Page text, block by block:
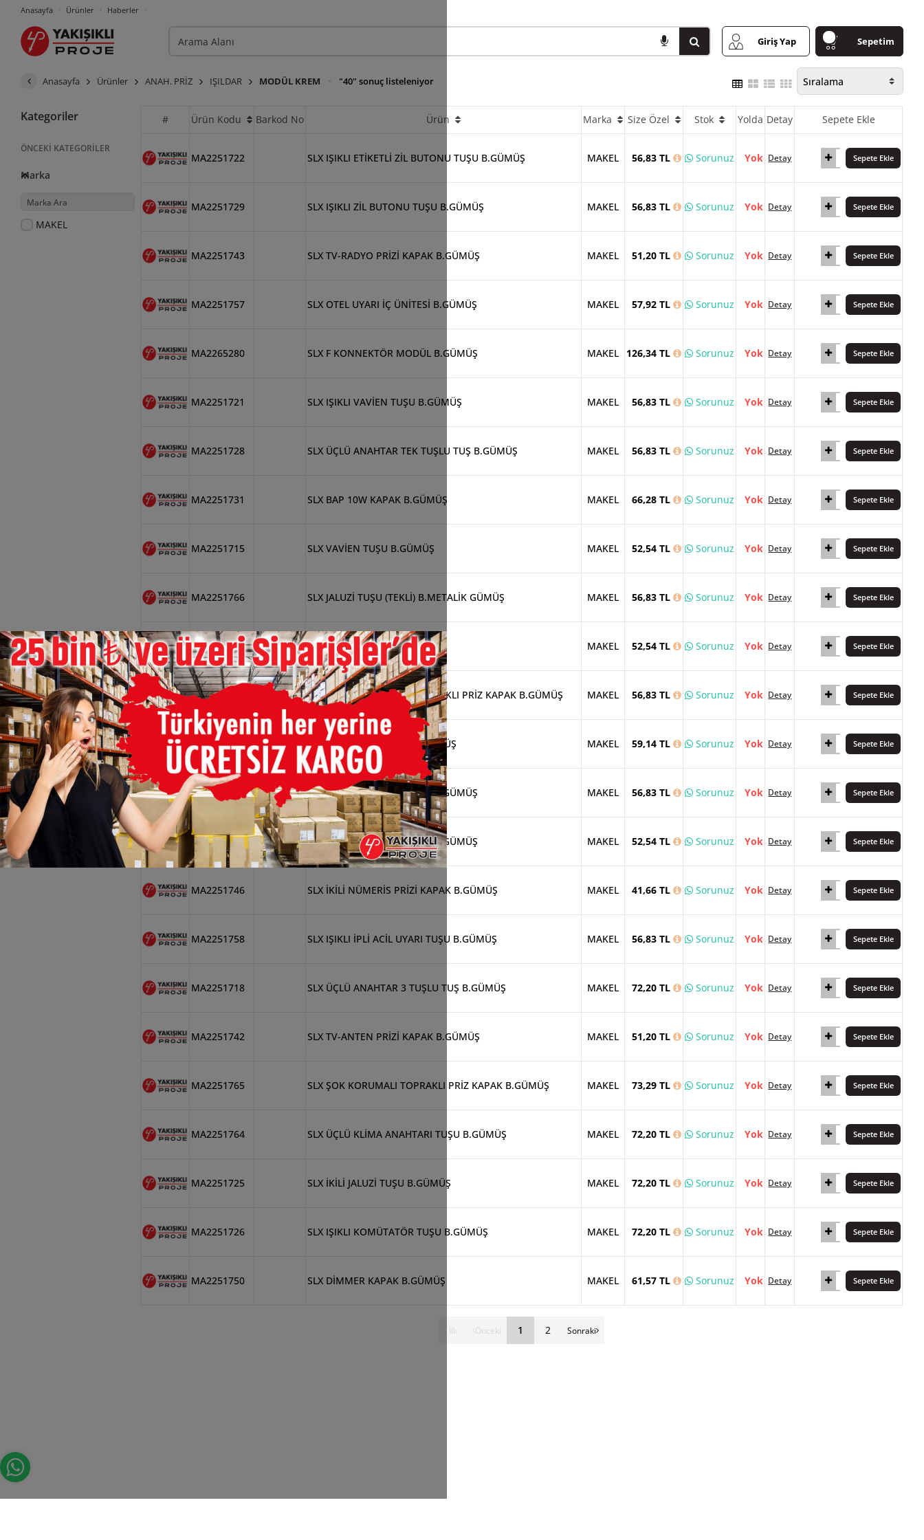
Anasayfa Ürünler Haberler
Giriş Yap Sepetim
Anasayfa Ürünler ANAH. PRİZ IŞILDAR MODÜL KREM "40" sonuç listeleniyor
Kategoriler
ÖNCEKI KATEGORILER
Marka
MAKEL
# Ürün Kodu Barkod No Ürün Marka Size Özel Stok Yolda Detay Sepete Ekle
MA2251722 SLX IŞIKLI ETİKETLİ ZİL BUTONU TUŞU B.GÜMÜŞ MAKEL 56,83 TL Sorunuz Yok Detay Sepete Ekle
MA2251729 SLX IŞIKLI ZİL BUTONU TUŞU B.GÜMÜŞ MAKEL 56,83 TL Sorunuz Yok Detay Sepete Ekle
MA2251743 SLX TV-RADYO PRİZİ KAPAK B.GÜMÜŞ MAKEL 51,20 TL Sorunuz Yok Detay Sepete Ekle
MA2251757 SLX OTEL UYARI İÇ ÜNİTESİ B.GÜMÜŞ MAKEL 57,92 TL Sorunuz Yok Detay Sepete Ekle
MA2265280 SLX F KONNEKTÖR MODÜL B.GÜMÜŞ MAKEL 126,34 TL Sorunuz Yok Detay Sepete Ekle
MA2251721 SLX IŞIKLI VAVİEN TUŞU B.GÜMÜŞ MAKEL 56,83 TL Sorunuz Yok Detay Sepete Ekle
MA2251728 SLX ÜÇLÜ ANAHTAR TEK TUŞLU TUŞ B.GÜMÜŞ MAKEL 56,83 TL Sorunuz Yok Detay Sepete Ekle
MA2251731 SLX BAP 10W KAPAK B.GÜMÜŞ MAKEL 66,28 TL Sorunuz Yok Detay Sepete Ekle
MA2251715 SLX VAVİEN TUŞU B.GÜMÜŞ MAKEL 52,54 TL Sorunuz Yok Detay Sepete Ekle
MA2251766 SLX JALUZİ TUŞU (TEKLİ) B.METALİK GÜMÜŞ MAKEL 56,83 TL Sorunuz Yok Detay Sepete Ekle
MA2251713 SLX LIGHT TUŞU B.GÜMÜŞ MAKEL 52,54 TL Sorunuz Yok Detay Sepete Ekle
MA2251733 SLX ÇOCUK KORUMALI TOPRAKLI PRİZ KAPAK B.GÜMÜŞ MAKEL 56,83 TL Sorunuz Yok Detay Sepete Ekle
MA2251723 SLX İKİLİ VAVİEN TUŞU B.GÜMÜŞ MAKEL 59,14 TL Sorunuz Yok Detay Sepete Ekle
MA2251727 SLX UYARI ANAHTARI TUŞU B.GÜMÜŞ MAKEL 56,83 TL Sorunuz Yok Detay Sepete Ekle
MA2251714 SLX KAPI OTOMATİĞİ TUŞU B.GÜMÜŞ MAKEL 52,54 TL Sorunuz Yok Detay Sepete Ekle
MA2251746 SLX İKİLİ NÜMERİS PRİZİ KAPAK B.GÜMÜŞ MAKEL 41,66 TL Sorunuz Yok Detay Sepete Ekle
MA2251758 SLX IŞIKLI İPLİ ACİL UYARI TUŞU B.GÜMÜŞ MAKEL 56,83 TL Sorunuz Yok Detay Sepete Ekle
MA2251718 SLX ÜÇLÜ ANAHTAR 3 TUŞLU TUŞ B.GÜMÜŞ MAKEL 72,20 TL Sorunuz Yok Detay Sepete Ekle
MA2251742 SLX TV-ANTEN PRİZİ KAPAK B.GÜMÜŞ MAKEL 51,20 TL Sorunuz Yok Detay Sepete Ekle
MA2251765 SLX ŞOK KORUMALI TOPRAKLI PRİZ KAPAK B.GÜMÜŞ MAKEL 73,29 TL Sorunuz Yok Detay Sepete Ekle
MA2251764 SLX ÜÇLÜ KLİMA ANAHTARI TUŞU B.GÜMÜŞ MAKEL 72,20 TL Sorunuz Yok Detay Sepete Ekle
MA2251725 SLX İKİLİ JALUZİ TUŞU B.GÜMÜŞ MAKEL 72,20 TL Sorunuz Yok Detay Sepete Ekle
MA2251726 SLX IŞIKLI KOMÜTATÖR TUŞU B.GÜMÜŞ MAKEL 72,20 TL Sorunuz Yok Detay Sepete Ekle
MA2251750 SLX DİMMER KAPAK B.GÜMÜŞ MAKEL 61,57 TL Sorunuz Yok Detay Sepete Ekle
İlk Önceki 1 2 Sonraki
×